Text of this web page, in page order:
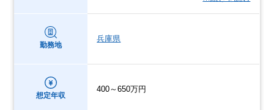
勤務地
兵庫県
想定年収
400～650万円